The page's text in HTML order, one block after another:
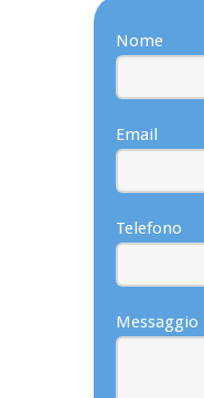
Nome
Email
Telefono
Messaggio